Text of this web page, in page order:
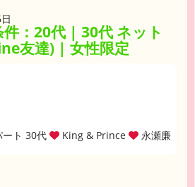
件：20代 | 30代 ネット
友達) | 女性限定
ート 30代
King & Prince 永瀬廉